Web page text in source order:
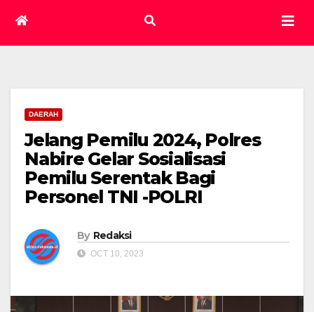
DAERAH
Jelang Pemilu 2024, Polres
Nabire Gelar Sosialisasi
Pemilu Serentak Bagi
Personel TNI -POLRI
By Redaksi
OCT 10, 2023